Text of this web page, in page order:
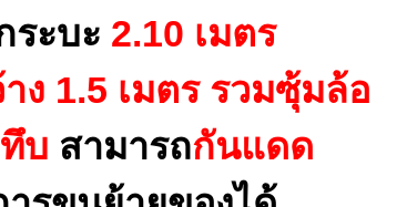
ระบะ 2.10 เมตร
ง 1.5 เมตร รวมซุ้มล้อ
บ สามารถกันแดด